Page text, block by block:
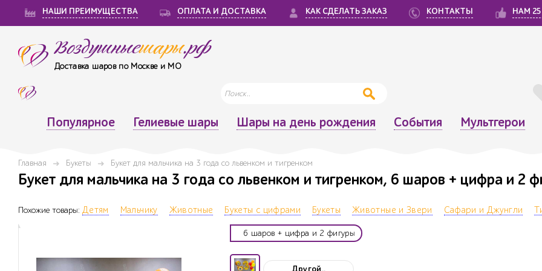
НАШИ ПРЕИМУЩЕСТВА ОПЛАТА И ДОСТАВКА КАК СДЕЛАТЬ ЗАКАЗ КОНТАКТЫ НАМ
Воздушныешары.рф
Доставка шаров по Москве и МО
Популярное Гелиевые шары Шары на день рождения События Мультгерои
Главная Букеты Букет для мальчика на 3 года со львенком и тигренком
Букет для мальчика на 3 года со львенком и тигренком, 6 шаров + цифра и 2
Похожие товары: Детям Мальчику Животные Букеты с цифрами Букеты Животные и Звери Сафари и Джунгли
6 шаров + цифра и 2 фигуры